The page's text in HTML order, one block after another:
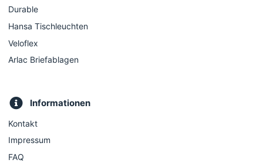
Durable
Hansa Tischleuchten
Veloflex
Arlac Briefablagen
Informationen
Kontakt
Impressum
FAQ